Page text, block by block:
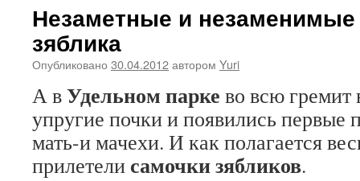
Незаметные и
зяблика
Опубликовано 30.04.2012автором Yuri
А вУдельном парке во всю гремит
упругие почки и появились первые
мать-и мачехи. И как полагается
прилетели самочки зябликов.